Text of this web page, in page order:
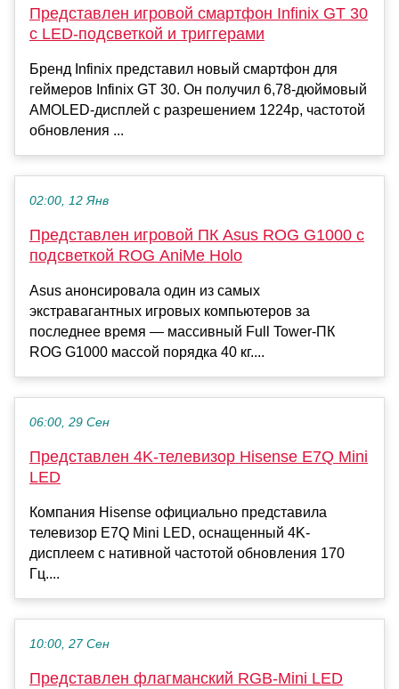
Представлен игровой смартфон Infinix GT 30
с LED-подсветкой и триггерами
Бренд Infinix представил новый смартфон для
геймеров Infinix GT 30. Он получил 6,78-дюймовый
AMOLED-дисплей с разрешением 1224p, частотой
обновления ...
02:00, 12 Янв
Представлен игровой ПК Asus ROG G1000 с
подсветкой ROG AniMe Holo
Asus анонсировала один из самых
экстравагантных игровых компьютеров за
последнее время — массивный Full Tower-ПК
ROG G1000 массой порядка 40 кг....
06:00, 29 Сен
Представлен 4K-телевизор Hisense E7Q Mini
LED
Компания Hisense официально представила
телевизор E7Q Mini LED, оснащенный 4K-
дисплеем с нативной частотой обновления 170
Гц....
10:00, 27 Сен
Представлен флагманский RGB-Mini LED